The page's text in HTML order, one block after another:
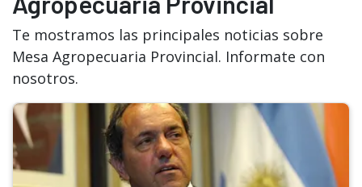
Te mostramos las principales noticias sobre
Mesa Agropecuaria Provincial. Informate con
nosotros.